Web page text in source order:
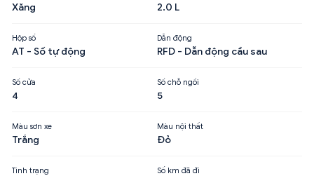
Xăng 2.0 L
Hộp số
AT - Số tự động
Dẫn động
RFD - Dẫn động cầu sau
Số cửa
4
Số chỗ ngồi
5
Màu sơn xe
Trắng
Màu nội thất
Đỏ
Tình trạng Số km đã đi